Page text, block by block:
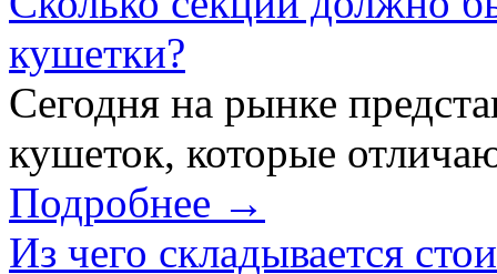
кушетки?
Сегодня на рынке
кушеток, которые
Подробнее →
Из чего складывается